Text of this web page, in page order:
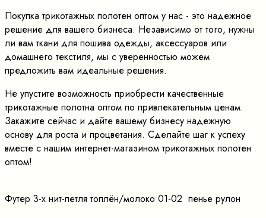
Покупка трикотажных полотен оптом у нас - это надежное
решение для вашего бизнеса. Независимо от того, нужны
ли вам ткани для пошива одежды, аксессуаров или
домашнего текстиля, мы с уверенностью можем
предложить вам идеальные решения.
Не упустите возможность приобрести качественные
трикотажные полотна оптом по привлекательным ценам.
Закажите сейчас и дайте вашему бизнесу надежную
основу для роста и процветания. Сделайте шаг к успеху
вместе с нашим интернет-магазином трикотажных полотен
оптом!
Футер 3-х нит-петля топлён/молоко 01-02 пенье рулон